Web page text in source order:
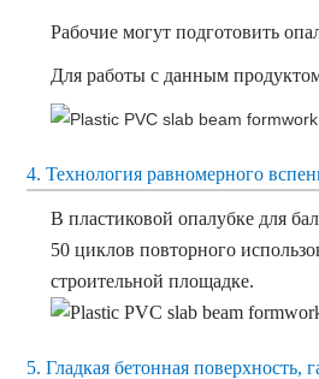
Рабочие могут подготовить
Для работы с данным
4. Технология равномерного
В пластиковой опалубке для
50 циклов повторного
строительной площадке.
5. Гладкая бетонная поверхность,